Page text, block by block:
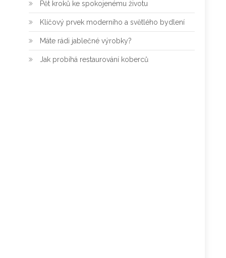
Pět kroků ke spokojenému životu
Klíčový prvek moderního a světlého bydlení
Máte rádi jablečné výrobky?
Jak probíhá restaurování koberců